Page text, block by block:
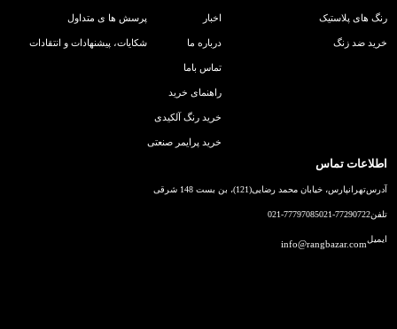
رنگ های پلاستیک
خرید ضد زنگ
اخبار
درباره ما
تماس باما
راهنمای خرید
خرید رنگ آلکیدی
خرید پرایمر صنعتی
پرسش ها ی متداول
شکایات، پیشنهادات و انتقادات
اطلاعات تماس
آدرستهرانپارس، خیابان محمد رضایی(121)، بن بست 148 شرقی
تلفن021-77290722
021-77797085
ایمیلinfo@rangbazar.com